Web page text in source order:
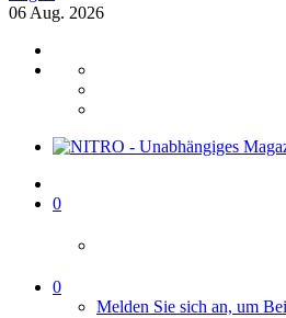
06 Aug. 2026
0
0
Melden Sie sich an, um